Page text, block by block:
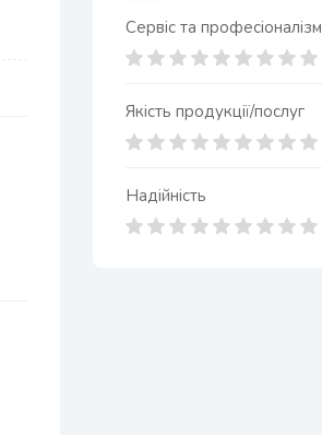
Сервіс та професіоналізм
Якість продукції/послуг
Надійність